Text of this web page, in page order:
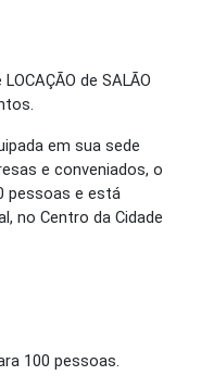
de SALÃO
em sua sede
e conveniados, o
pessoas e está
no Centro da Cidade
100 pessoas.